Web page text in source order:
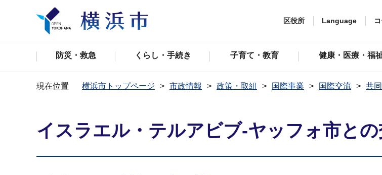
区役所 Language
防災・救急 くらし・手続き 子育て・教育 健康・医療・福
現在位置 横浜市トップページ 市政情報 政策・取組 国際事業 国際交流 共
イスラエル・テルアビブ-ヤッフォ市と